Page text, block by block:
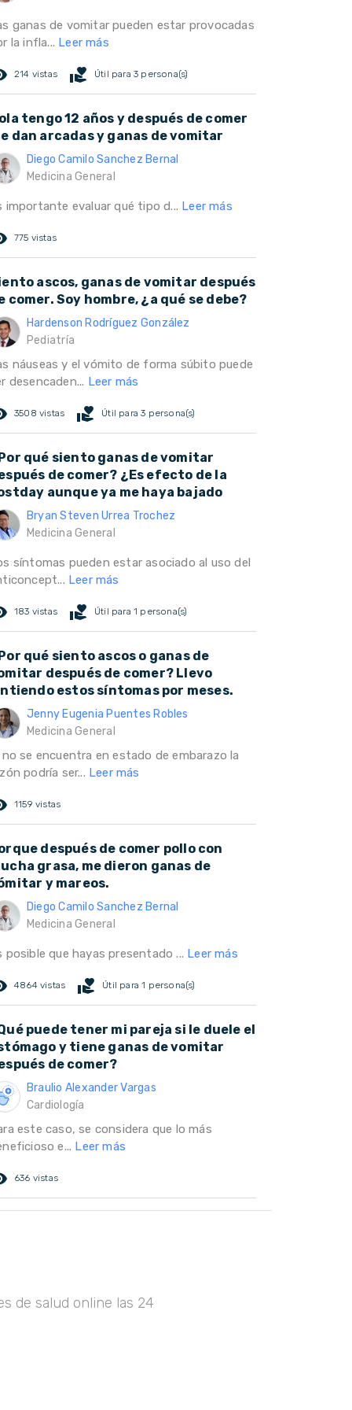
ganas de vomitar pueden estar provocadas
la infla... Leer más
214 vistas volunteer_activism Útil para 3 persona(s)
tengo 12 años y después de comer
dan arcadas y ganas de vomitar
Diego Camilo Sanchez Bernal
Medicina General
importante evaluar qué tipo d... Leer más
775 vistas
ascos, ganas de vomitar después
comer. Soy hombre, ¿a qué se debe?
Hardenson Rodríguez González
Pediatría
náuseas y el vómito de forma súbito puede
desencaden... Leer más
3508 vistas volunteer_activism Útil para 3 persona(s)
qué siento ganas de vomitar
de comer? ¿Es efecto de la
aunque ya me haya bajado
Bryan Steven Urrea Trochez
Medicina General
síntomas pueden estar asociado al uso del
Leer más
183 vistas volunteer_activism Útil para 1 persona(s)
qué siento ascos o ganas de
después de comer? Llevo
estos síntomas por meses.
Jenny Eugenia Puentes Robles
Medicina General
no se encuentra en estado de embarazo la
podría ser... Leer más
1159 vistas
después de comer pollo con
grasa, me dieron ganas de
y mareos.
Diego Camilo Sanchez Bernal
Medicina General
posible que hayas presentado ... Leer más
4864 vistas volunteer_activism Útil para 1 persona(s)
puede tener mi pareja si le duele el
y tiene ganas de vomitar
de comer?
Braulio Alexander Vargas
Cardiología
este caso, se considera que lo más
e... Leer más
636 vistas
de salud online las 24